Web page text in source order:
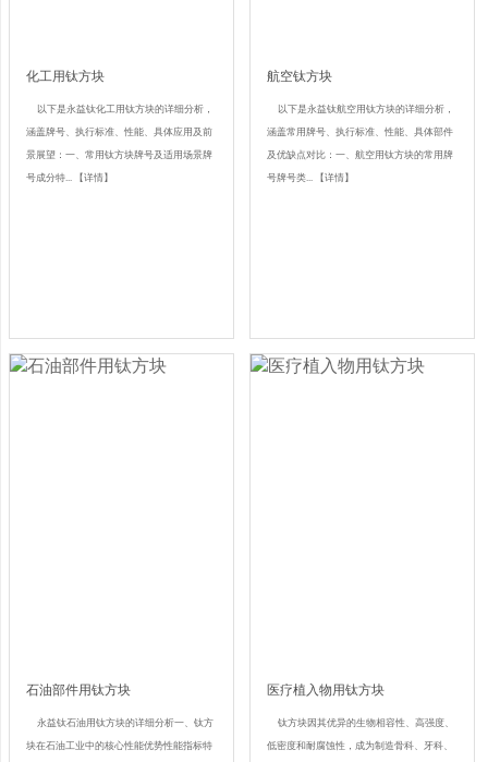
化工用钛方块
以下是永益钛化工用钛方块的详细分析，
涵盖牌号、执行标准、性能、具体应用及前
景展望：一、常用钛方块牌号及适用场景牌
号成分特... 【详情】
航空钛方块
以下是永益钛航空用钛方块的详细分析，
涵盖常用牌号、执行标准、性能、具体部件
及优缺点对比：一、航空用钛方块的常用牌
号牌号类... 【详情】
石油部件用钛方块
永益钛石油用钛方块的详细分析一、钛方
块在石油工业中的核心性能优势性能指标特
医疗植入物用钛方块
钛方块因其优异的生物相容性、高强度、
低密度和耐腐蚀性，成为制造骨科、牙科、